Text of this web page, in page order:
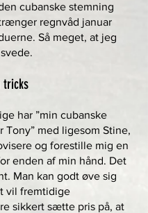
cubanske stemning
regnvåd januar
Så meget, at jeg
tricks
har ”min cubanske
Tony” med ligesom Stine,
og forestille mig en
enden af min hånd. Det
Man kan godt øve sig
vil fremtidige
sikkert sætte pris på, at